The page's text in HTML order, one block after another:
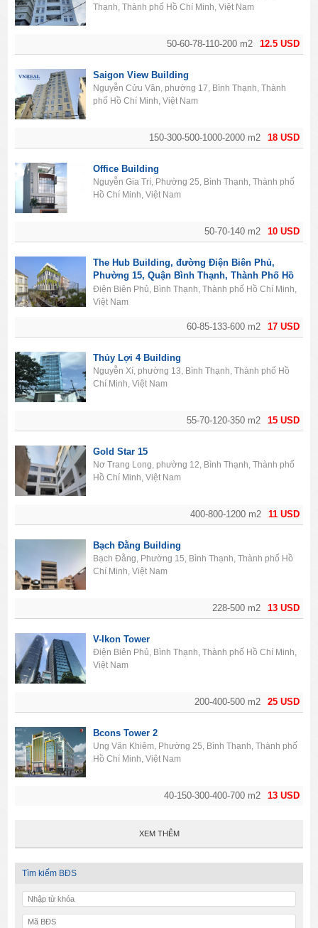
12.5 USD
50-60-78-110-200 m2
Thạnh, Thành phố Hồ Chí Minh, Việt Nam
18 USD
150-300-500-1000-2000 m2
Saigon View Building
Nguyễn Cửu Vân, phường 17, Bình Thạnh, Thành
phố Hồ Chí Minh, Việt Nam
10 USD
50-70-140 m2
Office Building
Nguyễn Gia Trí, Phường 25, Bình Thạnh, Thành phố
Hồ Chí Minh, Việt Nam
17 USD
60-85-133-600 m2
The Hub Building, đường Điện Biên Phủ,
Phường 15, Quận Bình Thạnh, Thành Phố Hồ
Chí Minh
Điện Biên Phủ, Bình Thạnh, Thành phố Hồ Chí Minh,
Việt Nam
15 USD
55-70-120-350 m2
Thủy Lợi 4 Building
Nguyễn Xí, phường 13, Bình Thạnh, Thành phố Hồ
Chí Minh, Việt Nam
11 USD
400-800-1200 m2
Gold Star 15
Nơ Trang Long, phường 12, Bình Thạnh, Thành phố
Hồ Chí Minh, Việt Nam
13 USD
228-500 m2
Bạch Đằng Building
Bạch Đằng, Phường 15, Bình Thạnh, Thành phố Hồ
Chí Minh, Việt Nam
25 USD
200-400-500 m2
V-Ikon Tower
Điện Biên Phủ, Bình Thạnh, Thành phố Hồ Chí Minh,
Việt Nam
13 USD
40-150-300-400-700 m2
Bcons Tower 2
Ung Văn Khiêm, Phường 25, Bình Thạnh, Thành phố
Hồ Chí Minh, Việt Nam
XEM THÊM
Tìm kiếm BĐS